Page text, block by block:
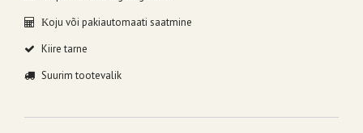
Koju või pakiautomaati saatmine
Kiire tarne
Suurim tootevalik